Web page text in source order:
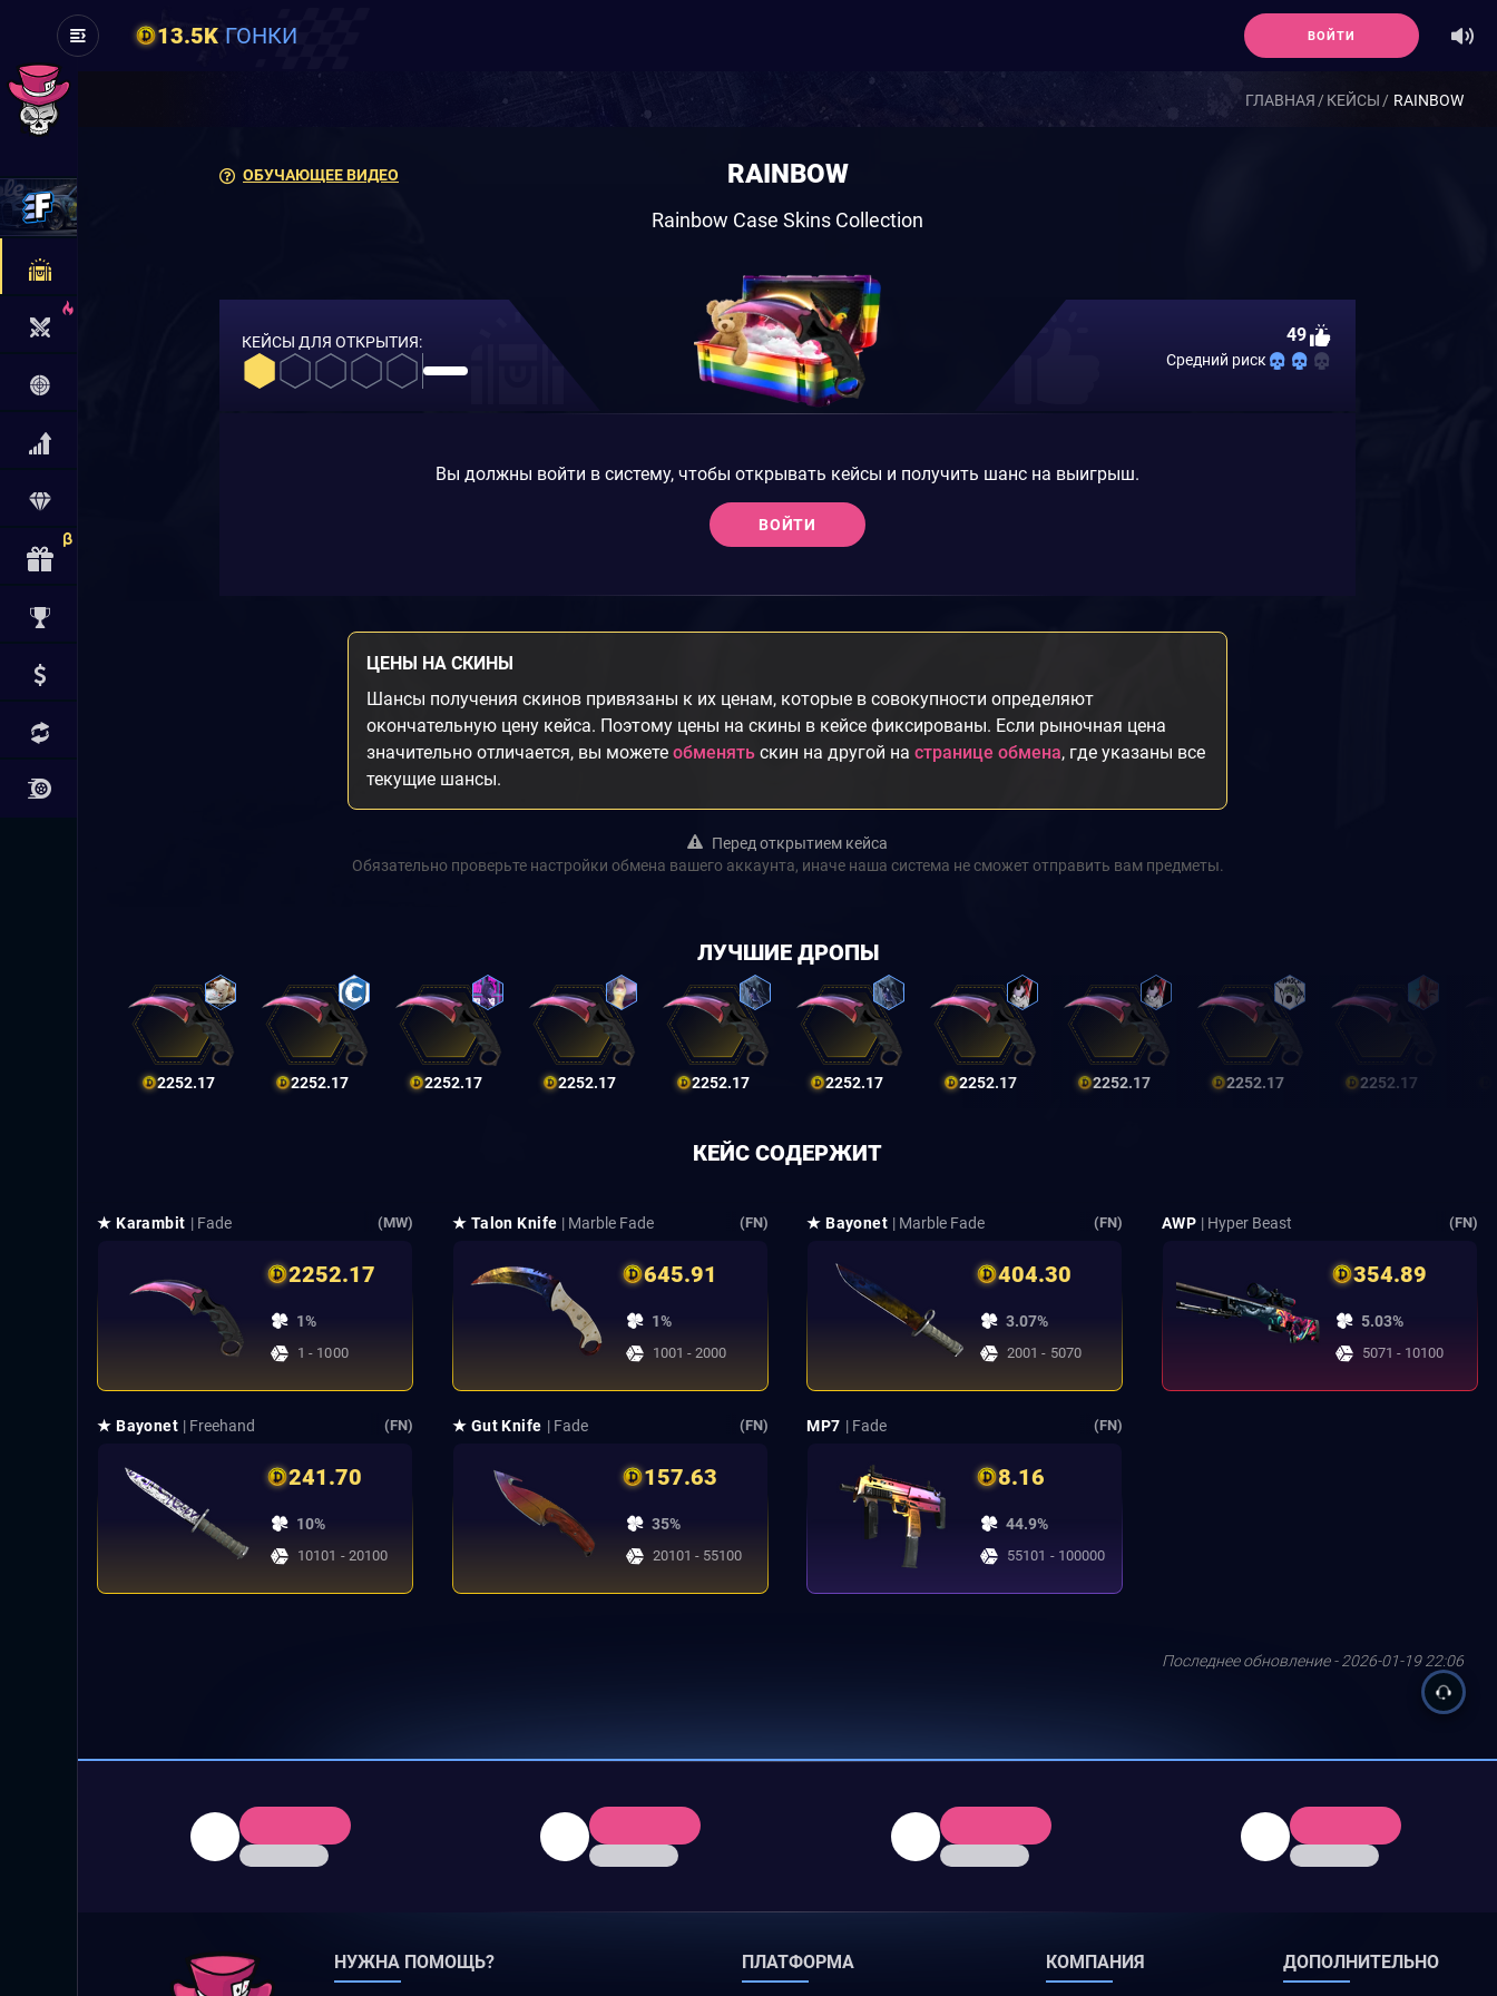
13.5K ГОНКИ ВОЙТИ
ГЛАВНАЯ КЕЙСЫ RAINBOW
ОБУЧАЮЩЕЕ ВИДЕО RAINBOW
Rainbow Case Skins Collection
КЕЙСЫ ДЛЯ ОТКРЫТИЯ: 49
Средний риск
Вы должны войти в систему, чтобы открывать кейсы и получить шанс на выигрыш.
ВОЙТИ
ЦЕНЫ НА СКИНЫ
Шансы получения скинов привязаны к их ценам, которые в совокупности определяют
окончательную цену кейса. Поэтому цены на скины в кейсе фиксированы. Если рыночная цена
значительно отличается, вы можете обменять скин на другой на странице обмена, где указаны все
текущие шансы.
Перед открытием кейса
Обязательно проверьте настройки обмена вашего аккаунта, иначе наша система не сможет отправить вам предметы.
ЛУЧШИЕ ДРОПЫ
2252.17 2252.17 2252.17 2252.17 2252.17 2252.17 2252.17 2252.17 2252.17 2252.17
КЕЙС СОДЕРЖИТ
★ Karambit | Fade (MW)
2252.17
1%
1 - 1000
★ Talon Knife | Marble Fade (FN)
645.91
1%
1001 - 2000
★ Bayonet | Marble Fade (FN)
404.30
3.07%
2001 - 5070
AWP | Hyper Beast (FN)
354.89
5.03%
5071 - 10100
★ Bayonet | Freehand (FN)
241.70
10%
10101 - 20100
★ Gut Knife | Fade (FN)
157.63
35%
20101 - 55100
MP7 | Fade (FN)
8.16
44.9%
55101 - 100000
Последнее обновление - 2026-01-19 22:06
НУЖНА ПОМОЩЬ? ПЛАТФОРМА КОМПАНИЯ ДОПОЛНИТЕЛЬНО